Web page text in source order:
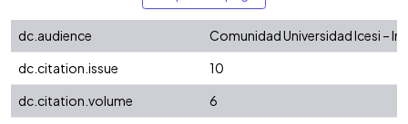
dc.audience
Comunidad Universidad Icesi –
dc.citation.issue
10
dc.citation.volume
6